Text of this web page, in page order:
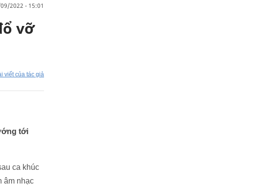
2022 - 15:01
vỡ
viết của tác giả
tới
ca khúc
âm nhạc